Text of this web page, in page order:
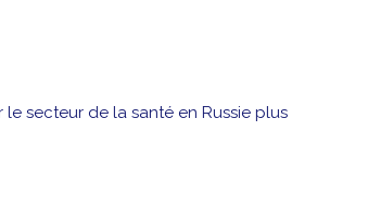
le secteur de la santé en Russie plus